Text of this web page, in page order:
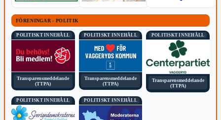
FÖRENINGAR - POLITIK
POLITISKT INNEHÅLL
Transparensmeddelande
(TTPA)
POLITISKT INNEHÅLL
Transparensmeddelande
(TTPA)
POLITISKT INNEHÅLL
Transparensmeddelande
(TTPA)
POLITISKT INNEHÅLL POLITISKT INNEHÅLL